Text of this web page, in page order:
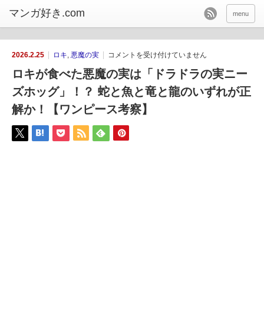
menu
2026.2.25 ロキ, 悪魔の実 コメントを受け付けていません
ロキが食べた悪魔の実は「ドラドラの実ニー
ズホッグ」！？ 蛇と魚と竜と龍のいずれが正
解か！【ワンピース考察】